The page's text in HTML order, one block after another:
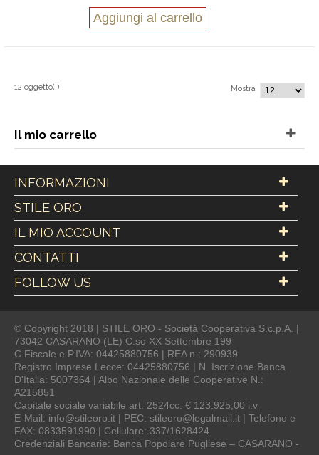
Aggiungi al carrello
12 oggetto(i) Mostra
Il mio carrello
INFORMAZIONI
STILE ORO
IL MIO ACCOUNT
CONTATTI
FOLLOW US
© Copyright 2018 | STILE ORO - Società Cooperativa S.c.p.A. |
73042 CASARANO (LE) C.so XX Settembre 199
C.Fiscale e P.IVA: 04425880756 | REA n.: 290939
Registro Imprese Lecce: 04425880756 | N. Iscrizione Banca
D'Italia: 5007364 | Albo Nazionale delle Cooperative N.:
A215851
Capitale sociale variabile art. 2524cc: € 123.925,00 i.v
E-Mail: info@stileoro.it | PEC: stileoro@legalmail.it | Telefono e
FAX: 0833591990 | Cellulare: 337/1628424
Credenziali Bancarie: Banca Popolare Pugliese – CASARANO -